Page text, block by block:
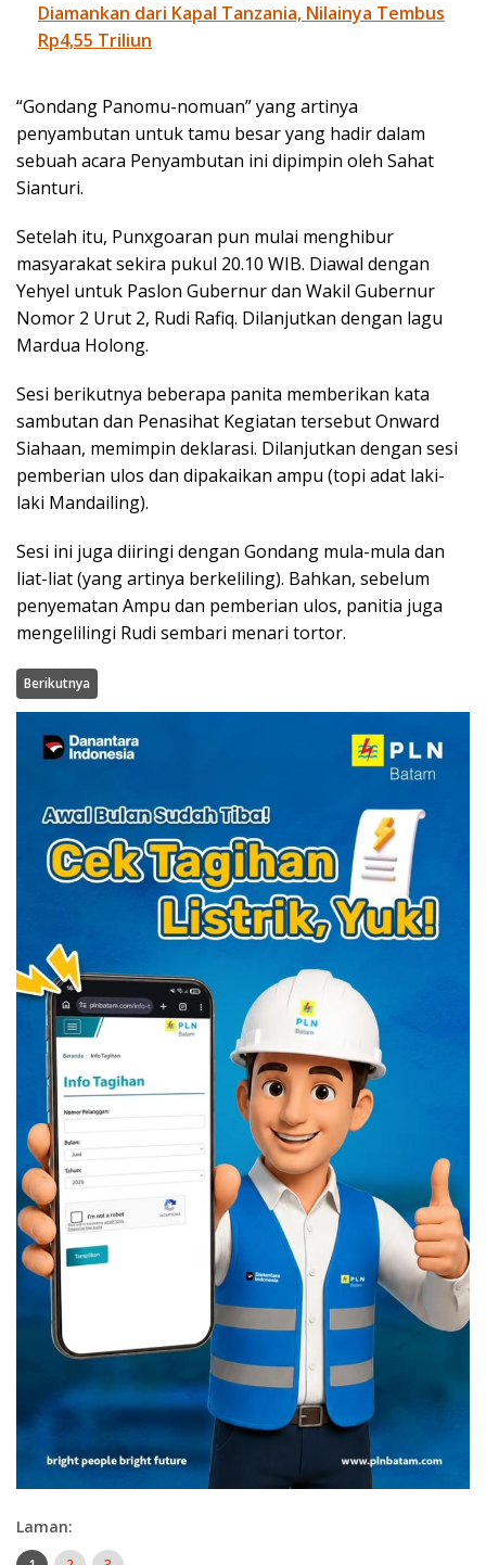
Diamankan dari Kapal Tanzania, Nilainya Tembus
Rp4,55 Triliun
“Gondang Panomu-nomuan” yang artinya
penyambutan untuk tamu besar yang hadir dalam
sebuah acara Penyambutan ini dipimpin oleh Sahat
Sianturi.
Setelah itu, Punxgoaran pun mulai menghibur
masyarakat sekira pukul 20.10 WIB. Diawal dengan
Yehyel untuk Paslon Gubernur dan Wakil Gubernur
Nomor 2 Urut 2, Rudi Rafiq. Dilanjutkan dengan lagu
Mardua Holong.
Sesi berikutnya beberapa panita memberikan kata
sambutan dan Penasihat Kegiatan tersebut Onward
Siahaan, memimpin deklarasi. Dilanjutkan dengan sesi
pemberian ulos dan dipakaikan ampu (topi adat laki-
laki Mandailing).
Sesi ini juga diiringi dengan Gondang mula-mula dan
liat-liat (yang artinya berkeliling). Bahkan, sebelum
penyematan Ampu dan pemberian ulos, panitia juga
mengelilingi Rudi sembari menari tortor.
Berikutnya
Laman: